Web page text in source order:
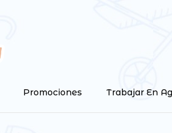
Promociones Trabajar En
dirección de correo electrónico no será
con*